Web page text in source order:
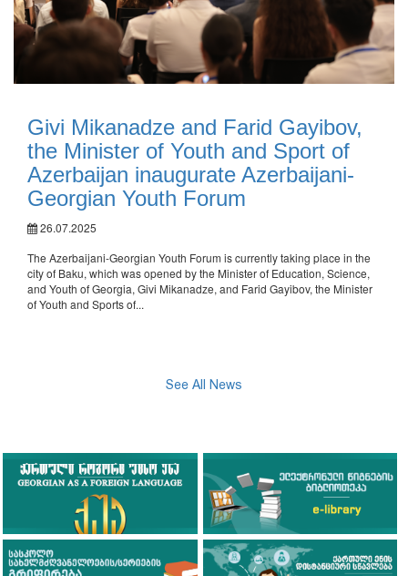
Givi Mikanadze and Farid Gayibov,
the Minister of Youth and Sport of
Azerbaijan inaugurate Azerbaijani-
Georgian Youth Forum
26.07.2025
The Azerbaijani-Georgian Youth Forum is currently taking place in the
city of Baku, which was opened by the Minister of Education, Science,
and Youth of Georgia, Givi Mikanadze, and Farid Gayibov, the Minister
of Youth and Sports of...
See All News